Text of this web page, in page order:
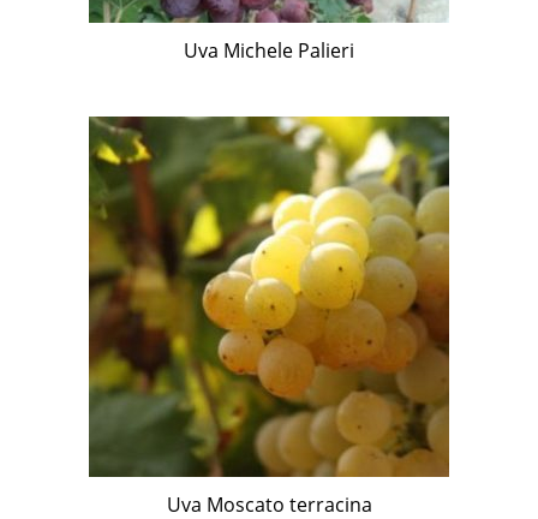
Uva Michele Palieri
Uva Moscato terracina